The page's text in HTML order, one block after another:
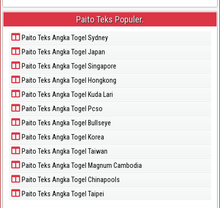
Paito Teks Populer.
Paito Teks Angka Togel Sydney
Paito Teks Angka Togel Japan
Paito Teks Angka Togel Singapore
Paito Teks Angka Togel Hongkong
Paito Teks Angka Togel Kuda Lari
Paito Teks Angka Togel Pcso
Paito Teks Angka Togel Bullseye
Paito Teks Angka Togel Korea
Paito Teks Angka Togel Taiwan
Paito Teks Angka Togel Magnum Cambodia
Paito Teks Angka Togel Chinapools
Paito Teks Angka Togel Taipei